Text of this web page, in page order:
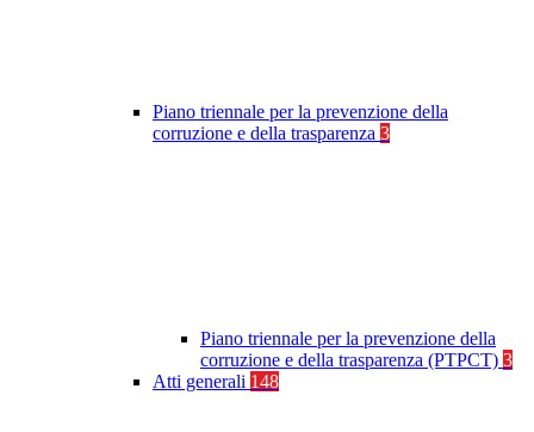
Piano triennale per la prevenzione della
corruzione e della trasparenza 3
Piano triennale per la prevenzione della
corruzione e della trasparenza (PTPCT) 3
Atti generali 148